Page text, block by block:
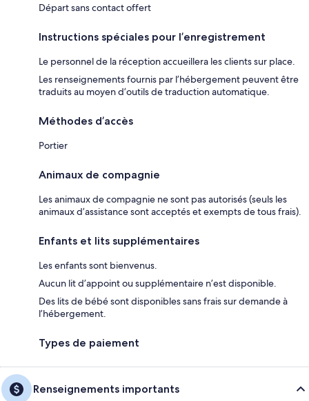
Départ sans contact offert
Instructions spéciales pour l’enregistrement
Le personnel de la réception accueillera les clients sur place.
Les renseignements fournis par l’hébergement peuvent être
traduits au moyen d’outils de traduction automatique.
Méthodes d’accès
Portier
Animaux de compagnie
Les animaux de compagnie ne sont pas autorisés (seuls les
animaux d’assistance sont acceptés et exempts de tous frais).
Enfants et lits supplémentaires
Les enfants sont bienvenus.
Aucun lit d’appoint ou supplémentaire n’est disponible.
Des lits de bébé sont disponibles sans frais sur demande à
l’hébergement.
Types de paiement
Renseignements importants